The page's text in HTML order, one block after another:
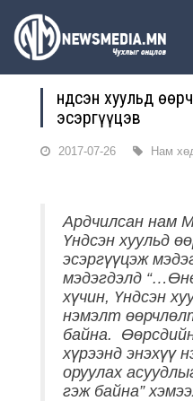
Үндсэн хуульд
эсэргүүцэв
2017-07-26 Нам
Ардчилсан нам
Үндсэн хуульд
эсэргүүцэж
мэдэгдэлд
хүчин, Үндсэн
нэмэлт
байна.
хүрээнд энэхүү
оруулах
гэж байна”